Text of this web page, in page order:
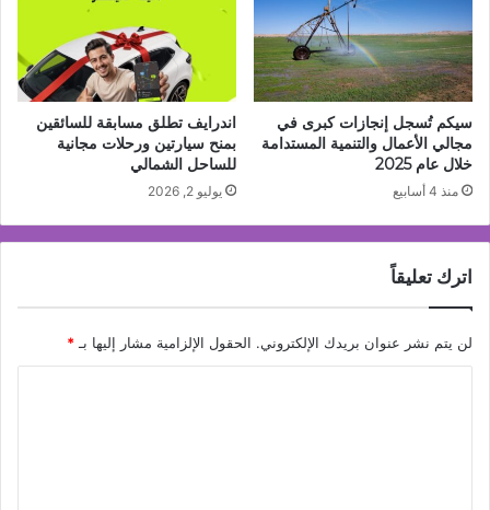
سيكم تُسجل إنجازات كبرى في
مجالي الأعمال والتنمية المستدامة
خلال عام 2025
منذ 4 أسابيع
اندرايف تطلق مسابقة للسائقين
بمنح سيارتين ورحلات مجانية
للساحل الشمالي
يوليو 2, 2026
اترك تعليقاً
لن يتم نشر عنوان بريدك الإلكتروني. الحقول الإلزامية مشار إليها بـ*